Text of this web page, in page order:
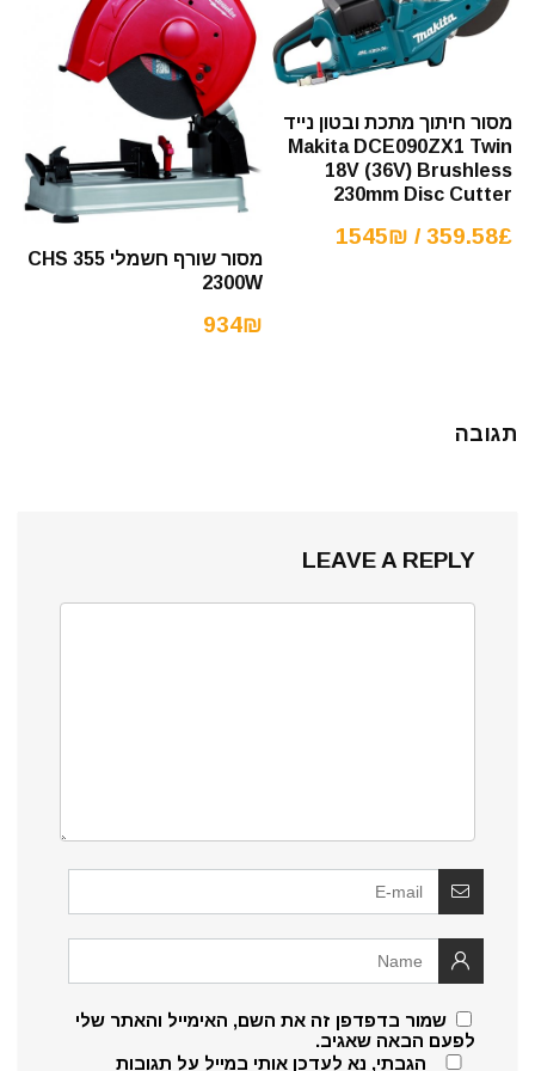
מסור חיתוך מתכת ובטון נייד
Makita DCE090ZX1 Twin
18V (36V) Brushless
230mm Disc Cutter
359.58£ / 1545₪
מסור שורף חשמלי CHS 355
2300W
934₪
תגובה
LEAVE A REPLY
שמור בדפדפן זה את השם, האימייל והאתר שלי
לפעם הבאה שאגיב.
הגבתי, נא לעדכן אותי במייל על תגובות